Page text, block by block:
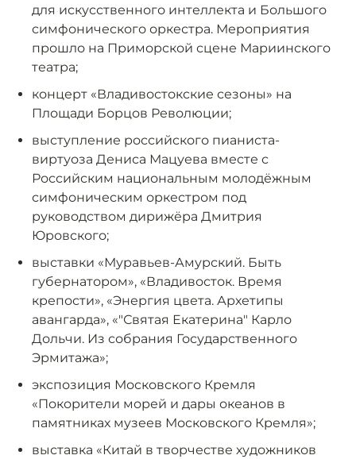
для искусственного интеллекта и Большого
симфонического оркестра. Мероприятия
прошло на Приморской сцене Мариинского
театра;
концерт «Владивостокские сезоны» на
Площади Борцов Революции;
выступление российского пианиста-
виртуоза Дениса Мацуева вместе с
Российским национальным молодёжным
симфоническим оркестром под
руководством дирижёра Дмитрия
Юровского;
выставки «Муравьев-Амурский. Быть
губернатором», «Владивосток. Время
крепости», «Энергия цвета. Архетипы
авангарда», «"Святая Екатерина" Карло
Дольчи. Из собрания Государственного
Эрмитажа»;
экспозиция Московского Кремля
«Покорители морей и дары океанов в
памятниках музеев Московского Кремля»;
выставка «Китай в творчестве художников